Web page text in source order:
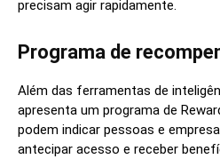
precisam agir rapidamente.
Programa de
Além das ferramentas de
apresenta um programa de
podem indicar pessoas e
antecipar acesso e receber